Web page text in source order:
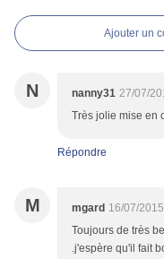
Ajouter un
N nanny31 27/07/
Très jolie mise en
Répondre
M mgard 16/07/
Toujours de très
.j'espère qu'il fait